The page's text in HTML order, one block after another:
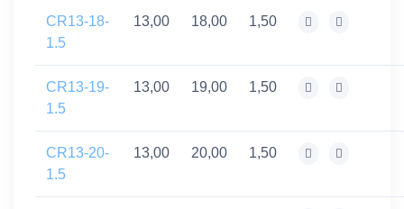
CR13-18-
1.5
13,00 18,00 1,50
CR13-19-
1.5
13,00 19,00 1,50
CR13-20-
1.5
13,00 20,00 1,50